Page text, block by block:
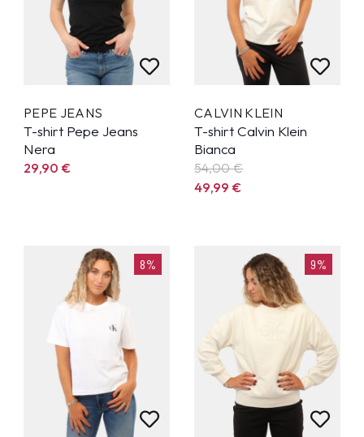
PEPE JEANS
T-shirt Pepe Jeans
Nera
29,90€
CALVIN KLEIN
T-shirt Calvin Klein
Bianca
54,00 €
49,99€
8% 9%